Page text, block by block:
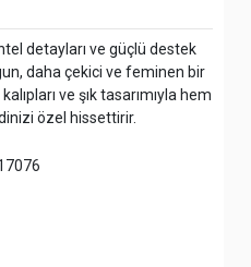
detayları ve güçlü destek
daha çekici ve feminen bir
ve şık tasarımıyla hem
özel hissettirir.